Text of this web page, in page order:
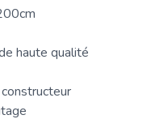
haute qualité